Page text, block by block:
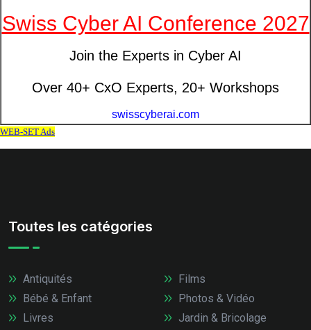
Toutes les catégories
Antiquités
Bébé & Enfant
Livres
Films
Photos & Vidéo
Jardin & Bricolage